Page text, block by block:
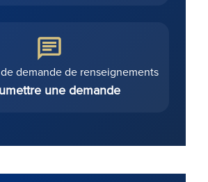
demande de renseignements
une demande